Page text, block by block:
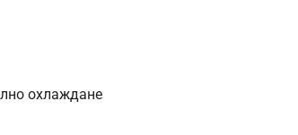
охлаждане